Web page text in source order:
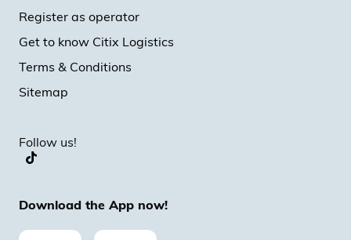
Register as operator
Get to know Citix Logistics
Terms & Conditions
Sitemap
Follow us!
Download the App now!